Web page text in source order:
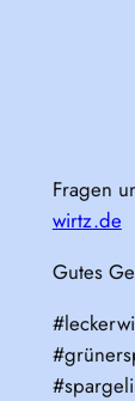
Fragen
wirtz.de
Gutes